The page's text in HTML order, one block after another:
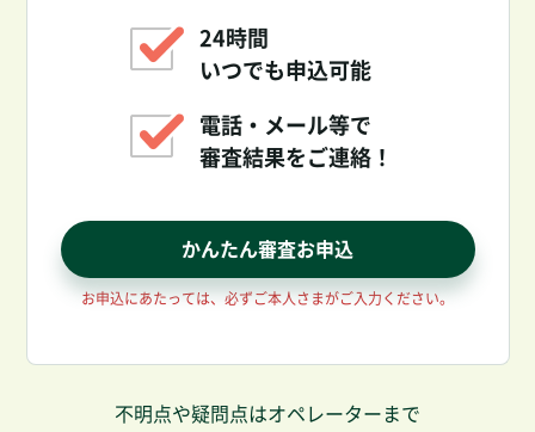
24時間
いつでも申込可能
電話・メール等で
審査結果をご連絡！
かんたん審査お申込
お申込にあたっては、必ずご本人さまがご入力ください。
不明点や疑問点はオペレーターまで